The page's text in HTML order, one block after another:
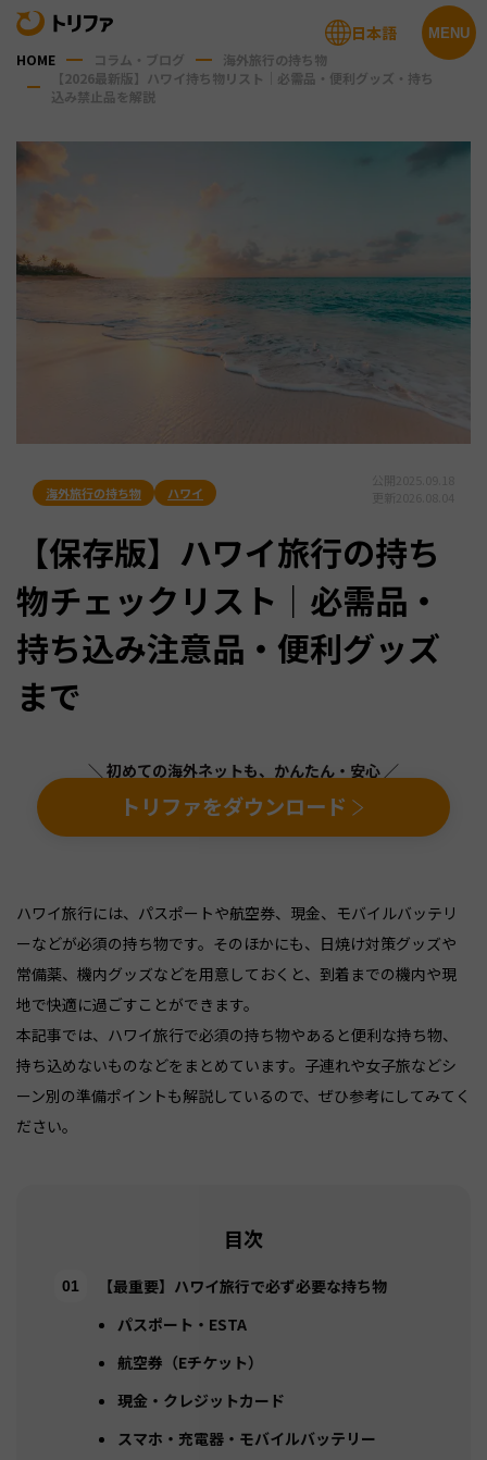
MENU
日本語
HOME コラム・ブログ
海外旅行の持ち物
【2026最新版】ハワイ持ち物リスト｜必需品・便利グッズ・持ち
込み禁止品を解説
海外旅行の持ち物 ハワイ
【保存版】ハワイ旅行の持ち
物チェックリスト｜必需品・
持ち込み注意品・便利グッズ
まで
＼ 初めての海外ネットも、かんたん・安心 ／
トリファをダウンロード
ハワイ旅行には、パスポートや航空券、現金、モバイルバッテリ
ーなどが必須の持ち物です。そのほかにも、日焼け対策グッズや
常備薬、機内グッズなどを用意しておくと、到着までの機内や現
地で快適に過ごすことができます。
本記事では、ハワイ旅行で必須の持ち物やあると便利な持ち物、
持ち込めないものなどをまとめています。子連れや女子旅などシ
ーン別の準備ポイントも解説しているので、ぜひ参考にしてみてく
ださい。
目次
【最重要】ハワイ旅行で必ず必要な持ち物
パスポート・ESTA
航空券（Eチケット）
現金・クレジットカード
スマホ・充電器・モバイルバッテリー